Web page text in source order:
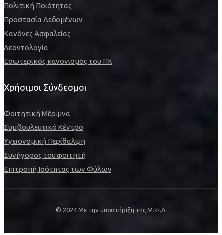
Πολιτική Ποιότητας
Προστασία Δεδομένων
Κανόνες Ασφαλείας
Δεοντολογία
Εσωτερικός κανονισμός του ΠΚ
Χρήσιμοι Σύνδεσμοι
Φοιτητική Μέριμνα
Συμβουλευτικό Κέντρο
Υγειονομική Περίθαλψη
Συνήγορος του φοιτητή
Επιτροπή Ισότητας των Φύλων
© 2024 Με την υποστήριξη της Μ.Ψ.Δ.